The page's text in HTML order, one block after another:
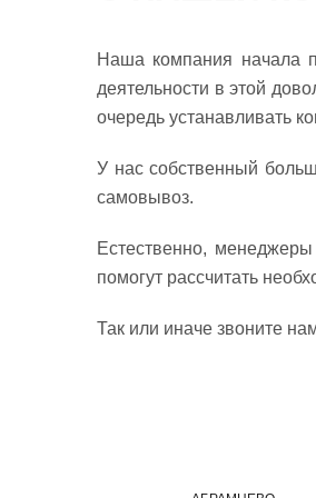
Наша компания начала
деятельности в этой
очередь устанавливать
У нас собственный
самовывоз.
Естественно,
помогут рассчитать
Так или иначе звоните